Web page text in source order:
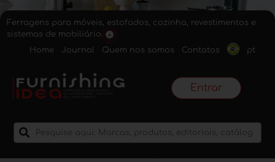
Ferragens para móveis, estofados, cozinha, revestimentos e
sistemas de mobiliário.
Home
Journal Quem nos somos Contatos pt
Entrar